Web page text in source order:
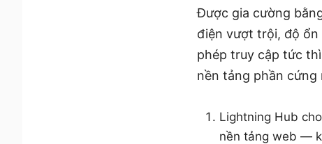
Được gia cường
điện vượt trội, độ ổn
phép truy cập tức
nền tảng phần cứng
Lightning Hub
nền tảng web —